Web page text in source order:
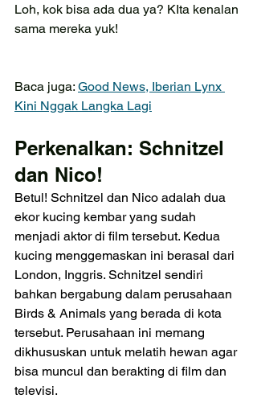
Loh, kok bisa ada dua ya? KIta kenalan
sama mereka yuk!
Baca juga: Good News, Iberian Lynx
Kini Nggak Langka Lagi
Perkenalkan: Schnitzel
dan Nico!
Betul! Schnitzel dan Nico adalah dua
ekor kucing kembar yang sudah
menjadi aktor di film tersebut. Kedua
kucing menggemaskan ini berasal dari
London, Inggris. Schnitzel sendiri
bahkan bergabung dalam perusahaan
Birds & Animals yang berada di kota
tersebut. Perusahaan ini memang
dikhususkan untuk melatih hewan agar
bisa muncul dan berakting di film dan
televisi.